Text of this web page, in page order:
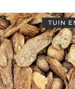
TUIN